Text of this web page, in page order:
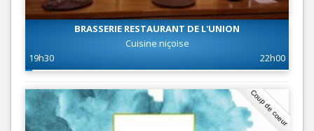
BRASSERIE RESTAURANT DE L'UNION
Cuisine niçoise
19h30
22h00
Coup de coeur